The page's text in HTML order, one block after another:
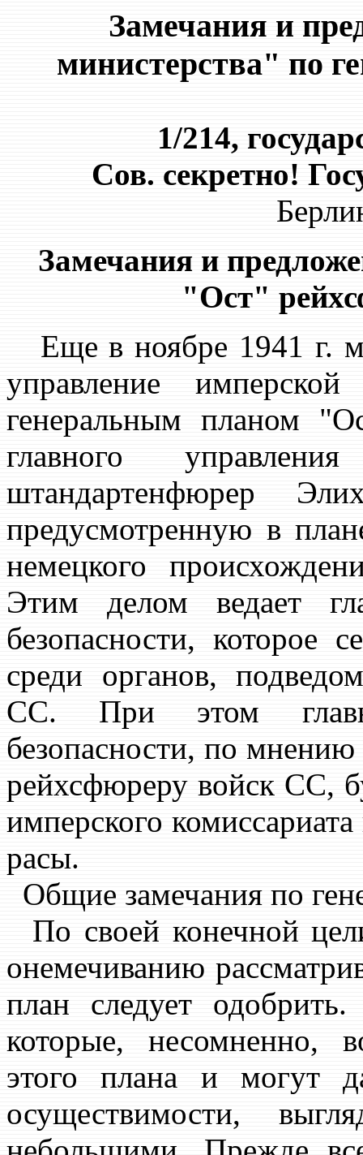
Замечания и
министерства" по
1/214,
Сов. секретно!
Замечания и
"Ост"
Еще в ноябре 1941 г.
управление
генеральным планом
главного
штандартенфюрер
предусмотренную в
немецкого
Этим делом ведает
безопасности, которое
среди органов,
СС. При этом
безопасности, по
рейхсфюреру войск СС,
имперского
расы.
Общие замечания по
По своей конечной
онемечиванию
план следует
которые, несомненно,
этого плана и могут
осуществимости,